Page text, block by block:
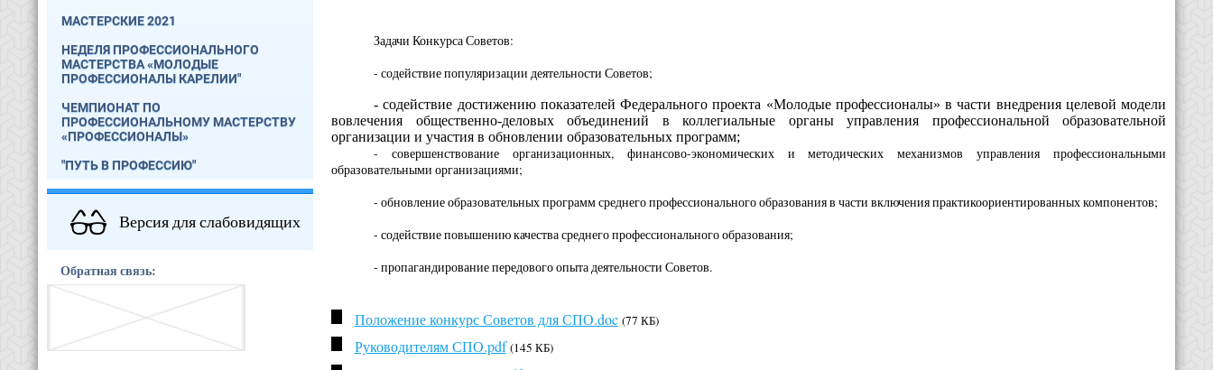
МАСТЕРСКИЕ 2021
НЕДЕЛЯ ПРОФЕССИОНАЛЬНОГО
МАСТЕРСТВА «МОЛОДЫЕ
ПРОФЕССИОНАЛЫ КАРЕЛИИ"
ЧЕМПИОНАТ ПО
ПРОФЕССИОНАЛЬНОМУ МАСТЕРСТВУ
«ПРОФЕССИОНАЛЫ»
"ПУТЬ В ПРОФЕССИЮ"
Версия для слабовидящих
Обратная связь:
Задачи Конкурса Советов:
- содействие популяризации деятельности Советов;
- содействие достижению показателей Федерального проекта «Молодые профессионалы» в части внедрения целевой модели
вовлечения общественно-деловых объединений в коллегиальные органы управления профессиональной образовательной
организации и участия в обновлении образовательных программ;
- совершенствование организационных, финансово-экономических и методических механизмов управления профессиональными
образовательными организациями;
- обновление образовательных программ среднего профессионального образования в части включения практикоориентированных компонентов;
- содействие повышению качества среднего профессионального образования;
- пропагандирование передового опыта деятельности Советов.
Положение конкурс Советов для СПО.doc (77 КБ)
Руководителям СПО.pdf (145 КБ)